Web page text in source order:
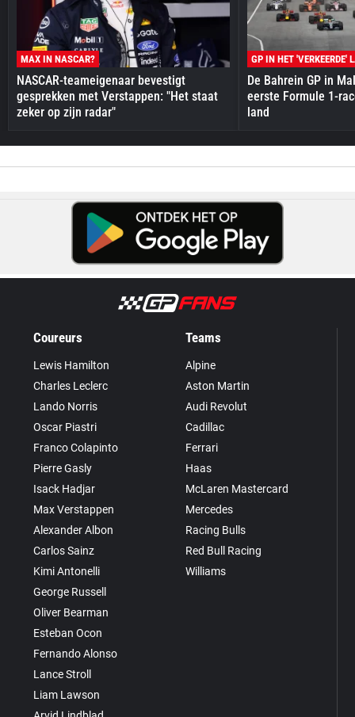
MAX IN NASCAR?
NASCAR-teameigenaar bevestigt
gesprekken met Verstappen: "Het staat
zeker op zijn radar"
GP IN HET 'VERKEERDE'
De Bahrein GP in
eerste Formule 1-
land
Coureurs
Lewis Hamilton
Charles Leclerc
Lando Norris
Oscar Piastri
Franco Colapinto
Pierre Gasly
Isack Hadjar
Max Verstappen
Alexander Albon
Carlos Sainz
Kimi Antonelli
George Russell
Oliver Bearman
Esteban Ocon
Fernando Alonso
Lance Stroll
Liam Lawson
Teams
Alpine
Aston Martin
Audi Revolut
Cadillac
Ferrari
Haas
McLaren Mastercard
Mercedes
Racing Bulls
Red Bull Racing
Williams